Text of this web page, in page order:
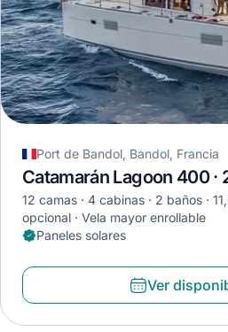
Port de Bandol, Bandol, Francia
Catamarán Lagoon 400 ·
12 camas 4 cabinas 2 baños
opcional
Vela mayor enrollable
Paneles solares
Ver